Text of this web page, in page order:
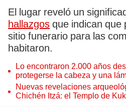
El lugar reveló un
hallazgos que indican que
sitio funerario para las
habitaron.
Lo encontraron 2.000 años
protegerse la cabeza y una
camino: un hombre huyó de
Vesubio
Nuevas revelaciones
Chichén Itzá: el Templo de